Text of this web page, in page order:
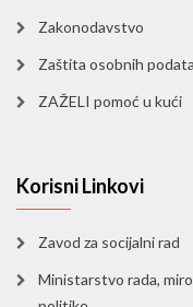
Zakonodavstvo
Zaštita osobnih
ZAŽELI pomoć u kući
Korisni Linkovi
Zavod za socijalni rad
Ministarstvo rada,